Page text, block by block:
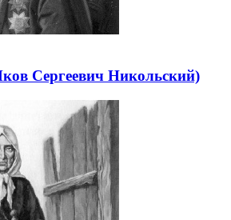
Сергеевич Никольский)